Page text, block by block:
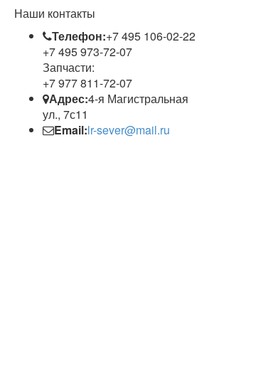
Наши контакты
Телефон:+7 495 106-02-22
+7 495 973-72-07
Запчасти:
+7 977 811-72-07
Адрес:4-я Магистральная
ул., 7с11
Email:lr-sever@mail.ru